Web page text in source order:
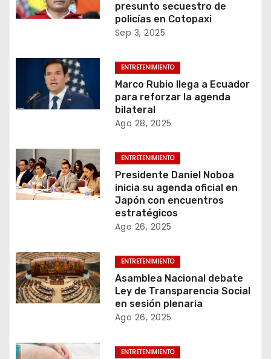
presunto secuestro de
policías en Cotopaxi
Sep 3, 2025
ENTRETENIMIENTO
Marco Rubio llega a Ecuador
para reforzar la agenda
bilateral
Ago 28, 2025
ENTRETENIMIENTO
Presidente Daniel Noboa
inicia su agenda oficial en
Japón con encuentros
estratégicos
Ago 26, 2025
ENTRETENIMIENTO
Asamblea Nacional debate
Ley de Transparencia Social
en sesión plenaria
Ago 26, 2025
ENTRETENIMIENTO